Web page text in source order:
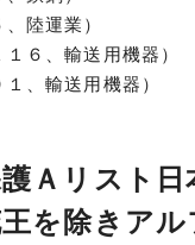
陸運業）
６、輸送用機器）
、輸送用機器）
Ａリスト日
を除きア